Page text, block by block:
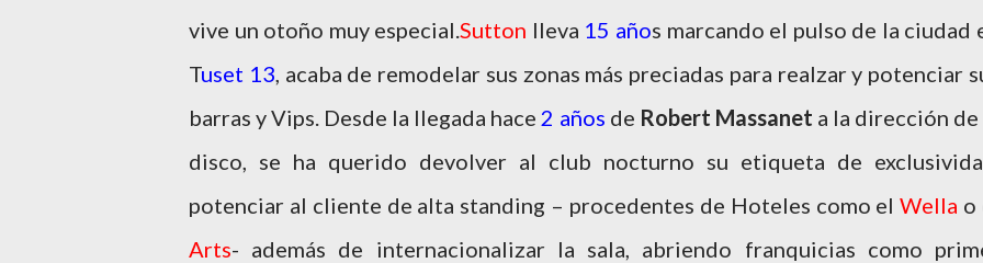
vive un otoño muy especial.Sutton lleva 15 años marcando el pulso de la ciudad
Tuset 13, acaba de remodelar sus zonas más preciadas para realzar y potenciar
barras y Vips. Desde la llegada hace 2 años de Robert Massanet a la dirección de
disco, se ha querido devolver al club nocturno su etiqueta de
potenciar al cliente de alta standing – procedentes de Hoteles como elWella o
Arts- además de internacionalizar la sala, abriendo franquicias como